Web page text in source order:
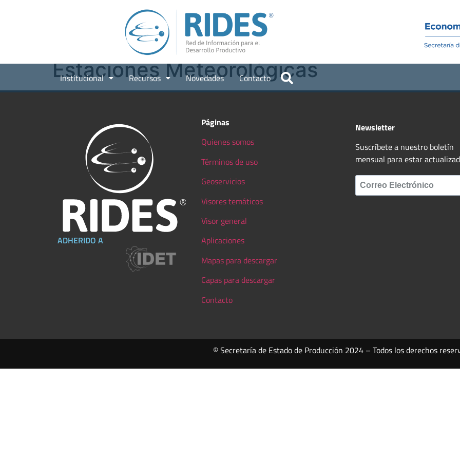
Institucional Recursos Novedades Contacto
Estaciones Meteorológicas
ADHERIDO A
Páginas
Quienes somos
Términos de uso
Geoservicios
Visores temáticos
Visor general
Aplicaciones
Mapas para descargar
Capas para descargar
Contacto
Newsletter
Suscríbete a nuestro boletín
mensual para estar
© Secretaría de Estado de Producción 2024 – Todos los derechos